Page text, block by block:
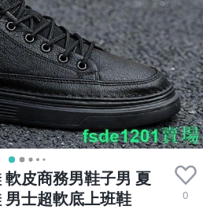
軟皮商務男鞋子男 夏
士超軟底上班鞋
0